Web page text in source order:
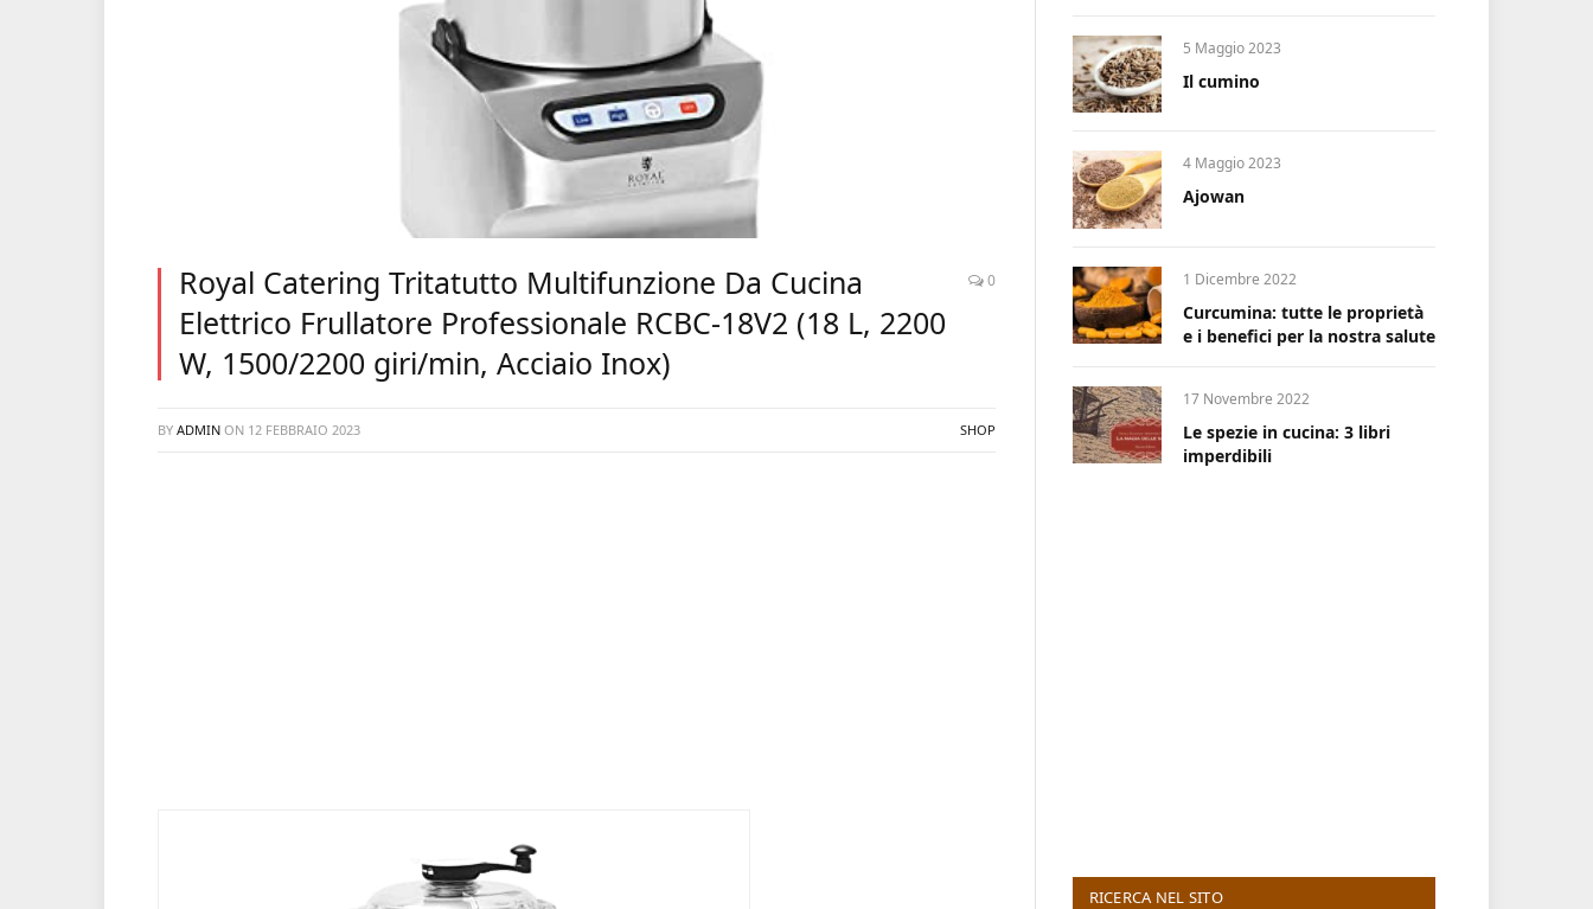
Royal Catering Tritatutto Multifunzione Da Cucina
Elettrico Frullatore Professionale RCBC-18V2 (18 L, 2200
W, 1500/2200 giri/min, Acciaio Inox)
0
BY ADMIN ON 12 FEBBRAIO 2023 SHOP
5 Maggio 2023
Il cumino
4 Maggio 2023
Ajowan
1 Dicembre 2022
Curcumina: tutte le proprietà
e i benefici per la nostra salute
17 Novembre 2022
Le spezie in cucina: 3 libri
imperdibili
RICERCA NEL SITO